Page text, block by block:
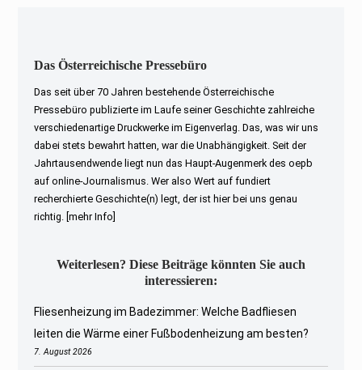
Das Österreichische Pressebüro
Das seit über 70 Jahren bestehende Österreichische
Pressebüro publizierte im Laufe seiner Geschichte zahlreiche
verschiedenartige Druckwerke im Eigenverlag. Das, was wir uns
dabei stets bewahrt hatten, war die Unabhängigkeit. Seit der
Jahrtausendwende liegt nun das Haupt-Augenmerk des oepb
auf online-Journalismus. Wer also Wert auf fundiert
recherchierte Geschichte(n) legt, der ist hier bei uns genau
richtig.
[mehr Info]
Weiterlesen? Diese Beiträge könnten Sie auch
interessieren:
Fliesenheizung im Badezimmer: Welche Badfliesen
leiten die Wärme einer Fußbodenheizung am besten?
7. August 2026